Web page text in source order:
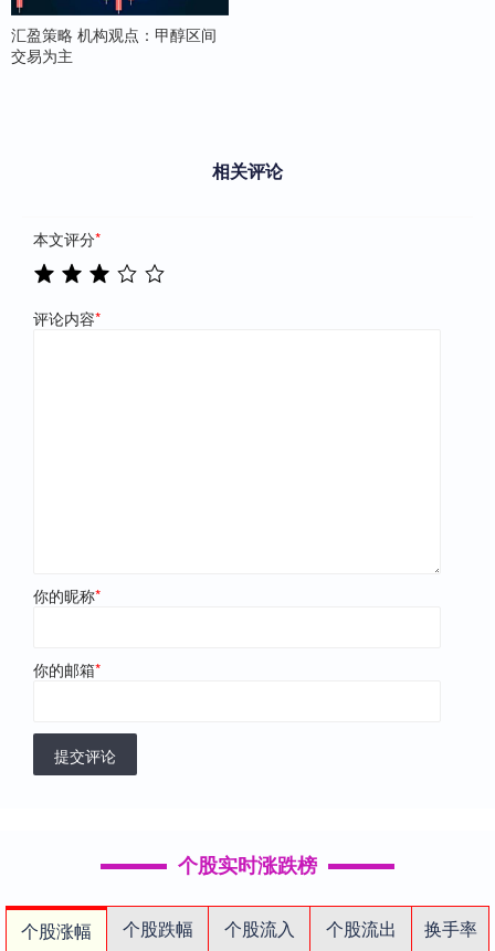
汇盈策略 机构观点：甲醇区间
交易为主
相关评论
本文评分*
评论内容*
你的昵称*
你的邮箱*
提交评论
个股实时涨跌榜
个股涨幅 个股跌幅 个股流入 个股流出
换手率